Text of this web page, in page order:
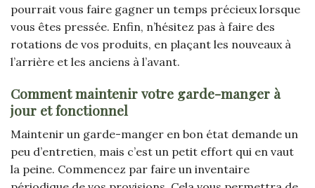
pourrait vous faire gagner un temps précieux lorsque
vous êtes pressée. Enfin, n’hésitez pas à faire des
rotations de vos produits, en plaçant les nouveaux à
l’arrière et les anciens à l’avant.
Comment maintenir votre garde-manger à
jour et fonctionnel
Maintenir un garde-manger en bon état demande un
peu d’entretien, mais c’est un petit effort qui en vaut
la peine. Commencez par faire un inventaire